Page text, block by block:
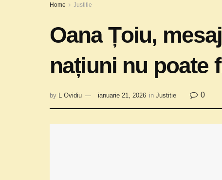
Home Justitie
Oana Țoiu,
națiuni nu poate
by L Ovidiu ianuarie 21, 2026 in Justitie 0